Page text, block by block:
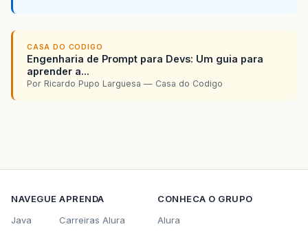
CASA DO CODIGO
Engenharia de Prompt para Devs: Um guia para
aprender a...
Por Ricardo Pupo Larguesa — Casa do Codigo
NAVEGUE
Java
APRENDA
Carreiras Alura
CONHECA O GRUPO
Alura